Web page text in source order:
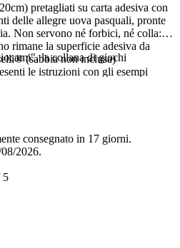
pretagliati su carta adesiva con
delle allegre uova pasquali, pronte
Non servono né forbici, né colla:
rimane la superficie adesiva da
(sabbia non inclusa)
le istruzioni con gli esempi
di colorare scegliendo le tinte che
estro creativo.
famiglia di uova: mamma - papà -
maestra - dottore - nonno - nonna
i personaggi possono essere usati
in casa o in giardino e i
bambino vince le uova che trova (a
anche altri premi)
consegnato in 17 giorni.
2026.
5